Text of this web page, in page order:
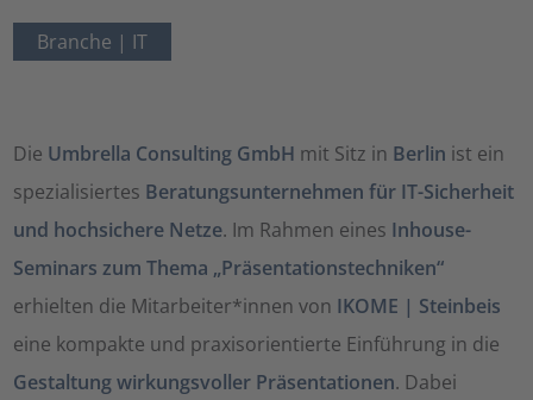
Branche | IT
Die Umbrella Consulting GmbH mit Sitz in Berlin ist ein
spezialisiertes Beratungsunternehmen für IT-Sicherheit
und hochsichere Netze. Im Rahmen eines Inhouse-
Seminars zum Thema „Präsentationstechniken“
erhielten die Mitarbeiter*innen von IKOME | Steinbeis
eine kompakte und praxisorientierte Einführung in die
Gestaltung wirkungsvoller Präsentationen. Dabei